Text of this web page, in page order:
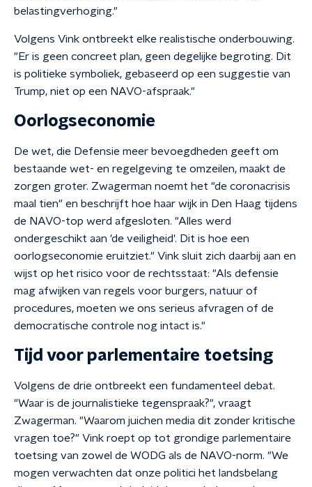
belastingverhoging."
Volgens Vink ontbreekt elke realistische onderbouwing.
"Er is geen concreet plan, geen degelijke begroting. Dit
is politieke symboliek, gebaseerd op een suggestie van
Trump, niet op een NAVO-afspraak."
Oorlogseconomie
De wet, die Defensie meer bevoegdheden geeft om
bestaande wet- en regelgeving te omzeilen, maakt de
zorgen groter. Zwagerman noemt het "de coronacrisis
maal tien" en beschrijft hoe haar wijk in Den Haag tijdens
de NAVO-top werd afgesloten. "Alles werd
ondergeschikt aan 'de veiligheid'. Dit is hoe een
oorlogseconomie eruitziet." Vink sluit zich daarbij aan en
wijst op het risico voor de rechtsstaat: "Als defensie
mag afwijken van regels voor burgers, natuur of
procedures, moeten we ons serieus afvragen of de
democratische controle nog intact is."
Tijd voor parlementaire toetsing
Volgens de drie ontbreekt een fundamenteel debat.
"Waar is de journalistieke tegenspraak?", vraagt
Zwagerman. "Waarom juichen media dit zonder kritische
vragen toe?" Vink roept op tot grondige parlementaire
toetsing van zowel de WODG als de NAVO-norm. "We
mogen verwachten dat onze politici het landsbelang